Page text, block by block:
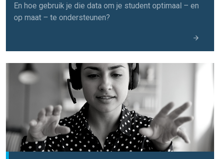
En hoe gebruik je die data om je student optimaal – en
op maat – te ondersteunen?